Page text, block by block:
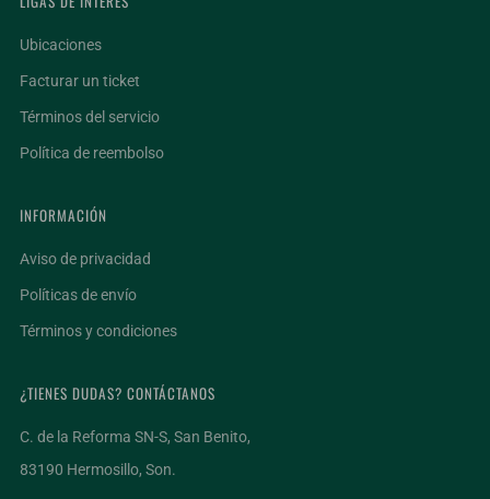
Ubicaciones
Facturar un ticket
Términos del servicio
Política de reembolso
INFORMACIÓN
Aviso de privacidad
Políticas de envío
Términos y condiciones
¿TIENES DUDAS? CONTÁCTANOS
C. de la Reforma SN-S, San Benito,
83190 Hermosillo, Son.